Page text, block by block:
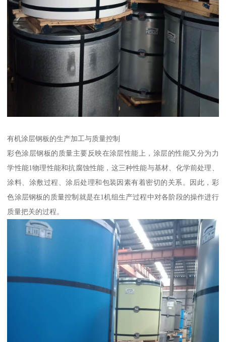
有机涂层钢板的生产加工与质量控制
彩色涂层钢板的质量主要反映在涂层性能上，涂层的性能又分为力
学性能1物理性能和抗腐蚀性能，这三种性能与基材、化学前处理、
涂料、涂敷过程、涂后处理和包装因素有着密切的关系。因此，彩
色涂层钢板的质量控制就是在1机组生产过程中对各阶段的操作进行
质量把关的过程。